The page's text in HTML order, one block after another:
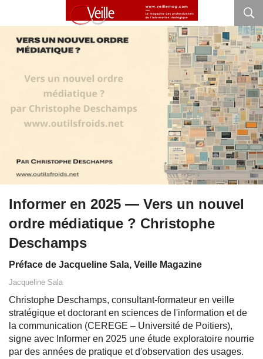
Informer en 2025 — Vers un nouvel
ordre médiatique ? Christophe
Deschamps
Préface de Jacqueline Sala, Veille Magazine
Jacqueline Sala
Christophe Deschamps, consultant-formateur en veille
stratégique et doctorant en sciences de l'information et de
la communication (CEREGE – Université de Poitiers),
signe avec Informer en 2025 une étude exploratoire nourrie
par des années de pratique et d'observation des usages.